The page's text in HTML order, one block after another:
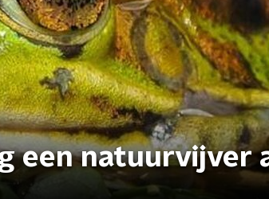
een natuurvijver